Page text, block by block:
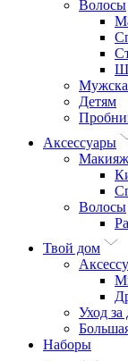
Волосы
Детям
Аксессуары
Макияж
Волосы
Твой дом
Уход
Наборы